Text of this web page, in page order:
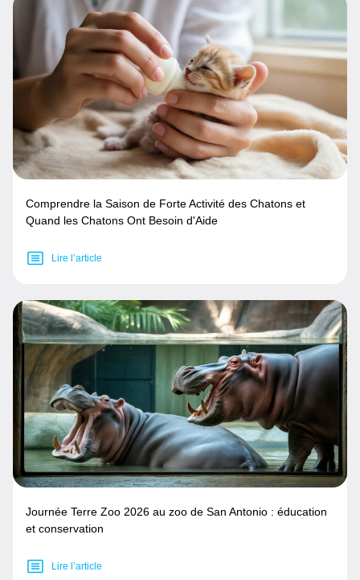
Comprendre la Saison de Forte Activité des Chatons et
Quand les Chatons Ont Besoin d'Aide
Lire l’article
Journée Terre Zoo 2026 au zoo de San Antonio : éducation
et conservation
Lire l’article